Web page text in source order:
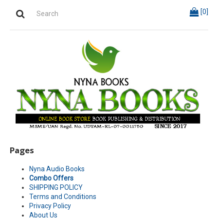
[0]
Pages
Nyna Audio Books
Combo Offers
SHIPPING POLICY
Terms and Conditions
Privacy Policy
About Us